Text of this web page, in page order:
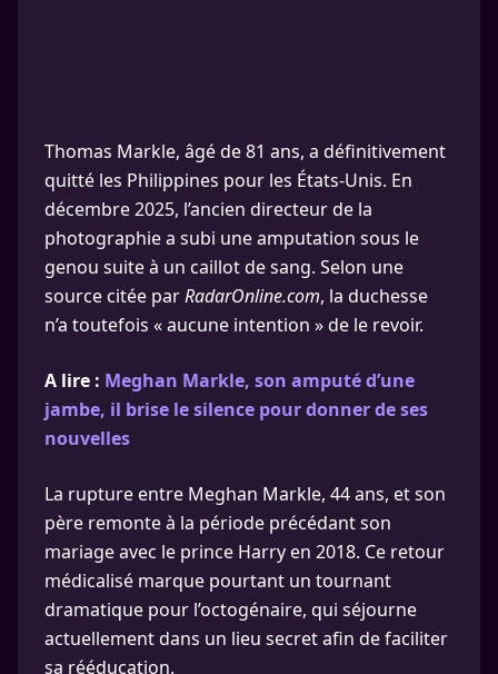
Thomas Markle, âgé de 81 ans, a définitivement
quitté les Philippines pour les États-Unis. En
décembre 2025, l’ancien directeur de la
photographie a subi une amputation sous le
genou suite à un caillot de sang. Selon une
source citée parRadarOnline.com, la duchesse
n’a toutefois « aucune intention » de le revoir.
A lire : Meghan Markle, son amputé d’une
jambe, il brise le silence pour donner de ses
nouvelles
La rupture entre Meghan Markle, 44 ans, et son
père remonte à la période précédant son
mariage avec le prince Harry en 2018. Ce retour
médicalisé marque pourtant un tournant
dramatique pour l’octogénaire, qui séjourne
actuellement dans un lieu secret afin de faciliter
sa rééducation.